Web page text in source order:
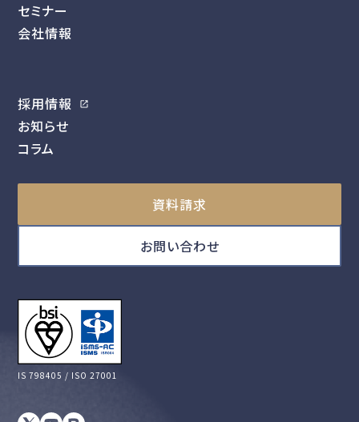
セミナー
会社情報
採用情報
お知らせ
コラム
資料請求
お問い合わせ
IS 798405 / ISO 27001